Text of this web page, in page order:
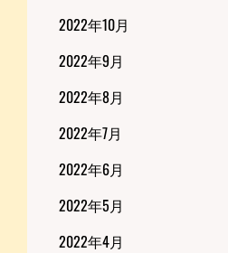
2022年10月
2022年9月
2022年8月
2022年7月
2022年6月
2022年5月
2022年4月